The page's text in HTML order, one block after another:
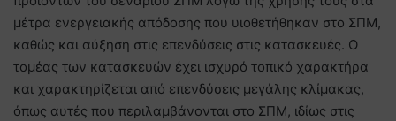
μέτρα ενεργειακής απόδοσης που υιοθετήθηκαν στο ΣΠΜ,
καθώς και αύξηση στις επενδύσεις στις κατασκευές. Ο
τομέας των κατασκευών έχει ισχυρό τοπικό χαρακτήρα
και χαρακτηρίζεται από επενδύσεις μεγάλης κλίμακας,
όπως αυτές που περιλαμβάνονται στο ΣΠΜ, ιδίως στις